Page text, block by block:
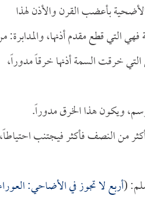
بأعضب القرن والأذن لهذا
التي قطع مقدم أذنها، والمدابرة:
التي خرقت السمة أذنها خرقاً مدوراً،
ويكون هذا الخرق مدوراً.
من النصف فأكثر فيجتنب
(أربع لا تجوز في الأضاحي: